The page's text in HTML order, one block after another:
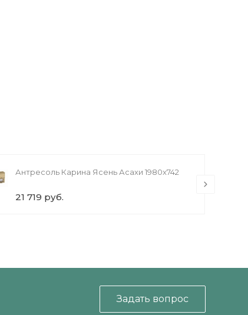
Антресоль Карина Ясень Асахи 1980x742
21 719 руб.
Задать вопрос